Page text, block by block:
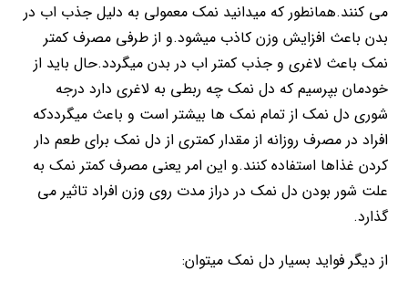
می کنند.همانطور که میدانید نمک معمولی به دلیل جذب اب در
بدن باعث افزایش وزن کاذب میشود.و از طرفی مصرف کمتر
نمک باعث لاغری و جذب کمتر اب در بدن میگردد.حال باید از
خودمان بپرسیم که دل نمک چه ربطی به لاغری دارد درجه
شوری دل نمک از تمام نمک ها بیشتر است و باعث میگرددکه
افراد در مصرف روزانه از مقدار کمتری از دل نمک برای طعم دار
کردن غذاها استفاده کنند.و این امر یعنی مصرف کمتر نمک به
علت شور بودن دل نمک در دراز مدت روی وزن افراد تاثیر می
گذارد.
از دیگر فواید بسیار دل نمک میتوان: